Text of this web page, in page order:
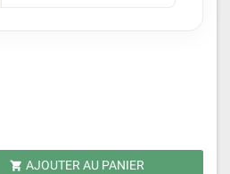
 AJOUTER AU PANIER